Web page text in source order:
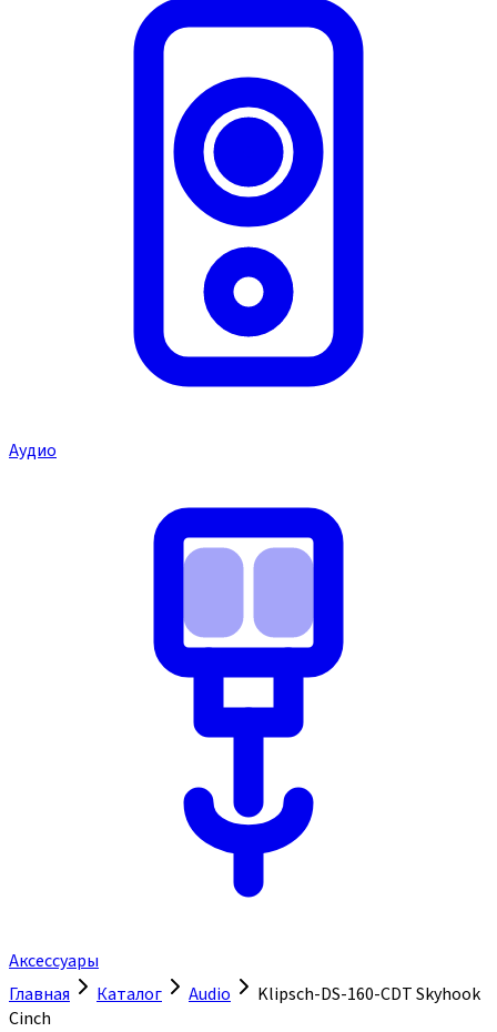
Аудио
Аксессуары
Главная
Каталог Audio
Klipsch-DS-160-CDT Skyhook
Cinch